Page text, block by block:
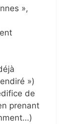
»,
»)
de
prenant